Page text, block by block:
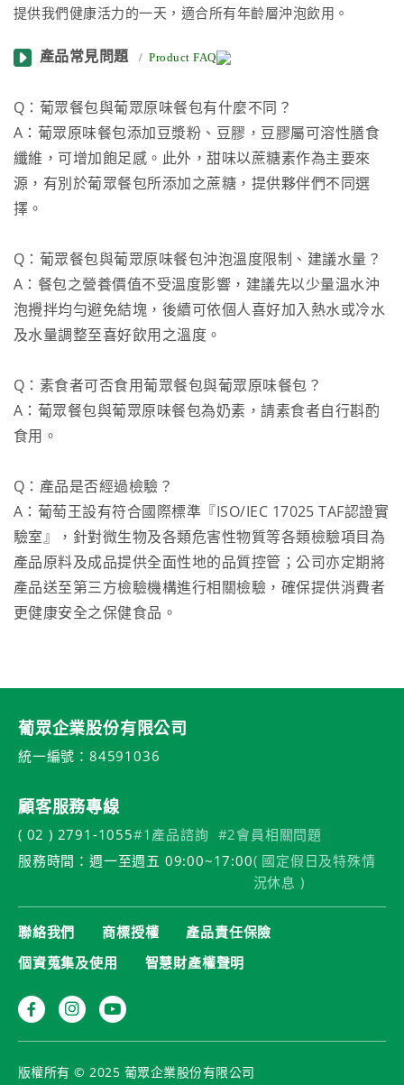
提供我們健康活力的一天，適合所有年齡層沖泡飲用。
產品常見問題 / Product FAQ
Q：葡眾餐包與葡眾原味餐包有什麼不同？
A：葡眾原味餐包添加豆漿粉、豆膠，豆膠屬可溶性膳食
纖維，可增加飽足感。此外，甜味以蔗糖素作為主要來
源，有別於葡眾餐包所添加之蔗糖，提供夥伴們不同選
擇。
Q：葡眾餐包與葡眾原味餐包沖泡溫度限制、建議水量？
A：餐包之營養價值不受溫度影響，建議先以少量溫水沖
泡攪拌均勻避免結塊，後續可依個人喜好加入熱水或冷水
及水量調整至喜好飲用之溫度。
Q：素食者可否食用葡眾餐包與葡眾原味餐包？
A：葡眾餐包與葡眾原味餐包為奶素，請素食者自行斟酌
食用。
Q：產品是否經過檢驗？
A：葡萄王設有符合國際標準『ISO/IEC 17025 TAF認證實
驗室』，針對微生物及各類危害性物質等各類檢驗項目為
產品原料及成品提供全面性地的品質控管；公司亦定期將
產品送至第三方檢驗機構進行相關檢驗，確保提供消費者
更健康安全之保健食品。
葡眾企業股份有限公司
統一編號：84591036
顧客服務專線
( 02 ) 2791-1055#1產品諮詢 #2會員相關問題
服務時間：週一至週五 09:00~17:00( 國定假日及特殊情
況休息 )
聯絡我們 商標授權
產品責任保險
個資蒐集及使用
智慧財產權聲明
版權所有 © 2025 葡眾企業股份有限公司